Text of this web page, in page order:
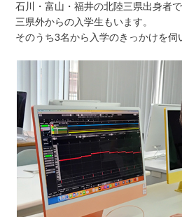
石川・富山・福井の北陸三県出身者で
三県外からの入学生もいます。
そのうち3名から入学のきっかけを伺